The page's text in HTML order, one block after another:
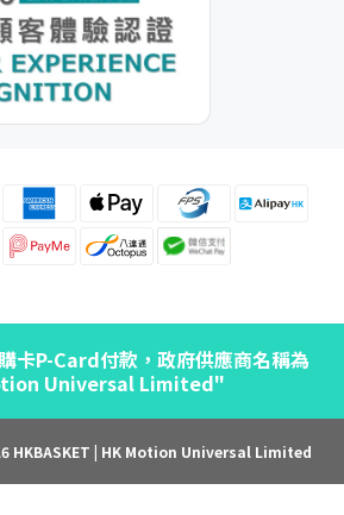
卡P-Card付款，政府供應商名稱為
Universal Limited"
HKBASKET | HK Motion Universal Limited